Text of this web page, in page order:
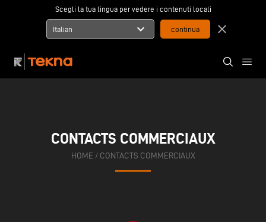
Scegli la tua lingua per vedere i contenuti locali
Italian expand_more close
CONTACTS COMMERCIAUX
HOME / CONTACTS COMMERCIAUX